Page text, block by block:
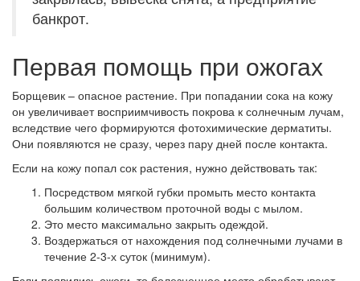
банкрот.
Первая помощь при ожогах
Борщевик – опасное растение. При попадании сока на кожу
он увеличивает восприимчивость покрова к солнечным лучам,
вследствие чего формируются фотохимические дерматиты.
Они появляются не сразу, через пару дней после контакта.
Если на кожу попал сок растения, нужно действовать так:
Посредством мягкой губки промыть место контакта
большим количеством проточной воды с мылом.
Это место максимально закрыть одеждой.
Воздержаться от нахождения под солнечными лучами в
течение 2-3-х суток (минимум).